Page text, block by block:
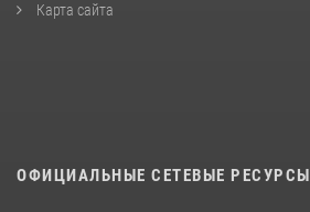
Карта сайта
ОФИЦИАЛЬНЫЕ СЕТЕВЫЕ РЕСУРСЫ